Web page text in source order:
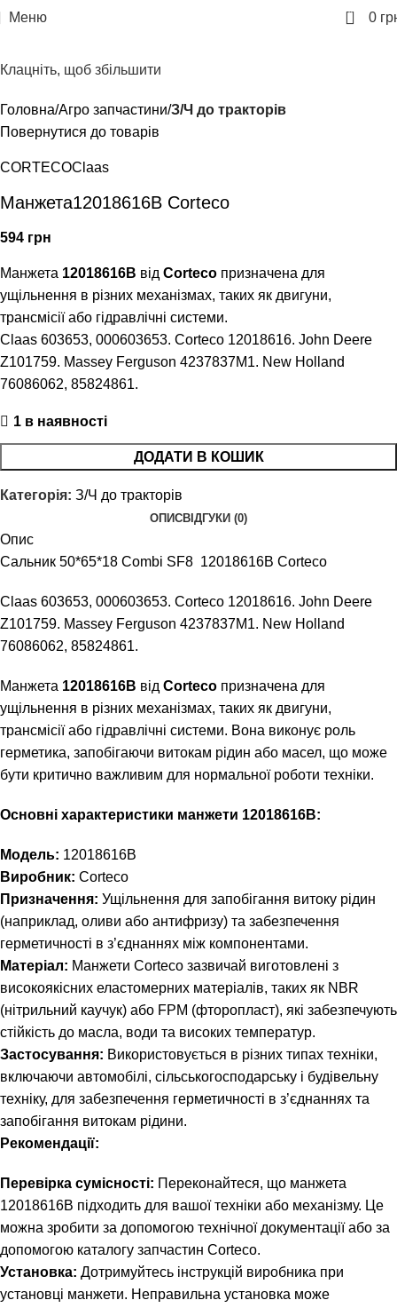
Меню 0 0
Клацніть, щоб збільшити
Головна Агро запчастини З/Ч до тракторів
Повернутися до товарів
CORTECOClaas
Манжета12018616B Corteco
594 грн
Манжета 12018616B від Corteco призначена для
ущільнення в різних механізмах, таких як двигуни,
трансмісії або гідравлічні системи.
Claas 603653, 000603653. Corteco 12018616. John Deere
Z101759. Massey Ferguson 4237837M1. New Holland
76086062, 85824861.
1 в наявності
ДОДАТИ В КОШИК
Категорія: З/Ч до тракторів
ОПИСВІДГУКИ (0)
Опис
Сальник 50*65*18 Combi SF8 12018616B Corteco
Claas 603653, 000603653. Corteco 12018616. John Deere
Z101759. Massey Ferguson 4237837M1. New Holland
76086062, 85824861.
Манжета 12018616B від Corteco призначена для
ущільнення в різних механізмах, таких як двигуни,
трансмісії або гідравлічні системи. Вона виконує роль
герметика, запобігаючи витокам рідин або масел, що може
бути критично важливим для нормальної роботи техніки.
Основні характеристики манжети 12018616B:
Модель: 12018616B
Виробник: Corteco
Призначення: Ущільнення для запобігання витоку рідин
(наприклад, оливи або антифризу) та забезпечення
герметичності в з’єднаннях між компонентами.
Матеріал: Манжети Corteco зазвичай виготовлені з
високоякісних еластомерних матеріалів, таких як NBR
(нітрильний каучук) або FPM (фторопласт), які забезпечують
стійкість до масла, води та високих температур.
Застосування: Використовується в різних типах техніки,
включаючи автомобілі, сільськогосподарську і будівельну
техніку, для забезпечення герметичності в з’єднаннях та
запобігання витокам рідини.
Рекомендації:
Перевірка сумісності: Переконайтеся, що манжета
12018616B підходить для вашої техніки або механізму. Це
можна зробити за допомогою технічної документації або за
допомогою каталогу запчастин Corteco.
Установка: Дотримуйтесь інструкцій виробника при
установці манжети. Неправильна установка може